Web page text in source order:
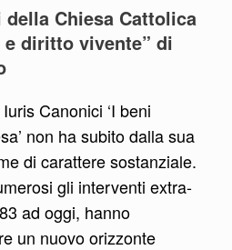
Chiesa Cattolica
diritto vivente” di
Canonici ‘I beni
non ha subito dalla sua
di carattere sostanziale.
gli interventi extra-
ad oggi, hanno
un nuovo orizzonte